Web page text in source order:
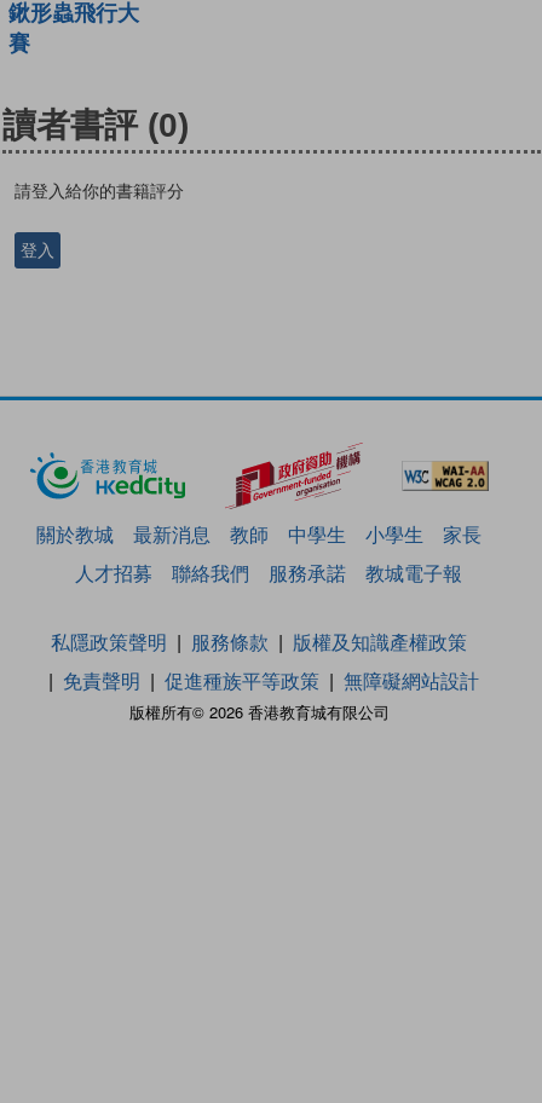
鍬形蟲飛行大
賽
讀者書評 (0)
請登入給你的書籍評分
登入
關於教城 最新消息 教師 中學生 小學生
家長
人才招募
聯絡我們 服務承諾 教城電子報
版權所有© 2026 香港教育城有限公司
私隱政策聲明 服務條款
版權及知識產權政策
免責聲明
促進種族平等政策 無障礙網站設計